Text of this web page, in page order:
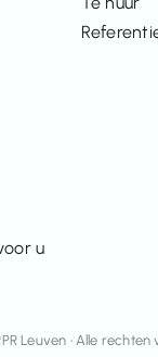
u
Leuven • Alle rechten